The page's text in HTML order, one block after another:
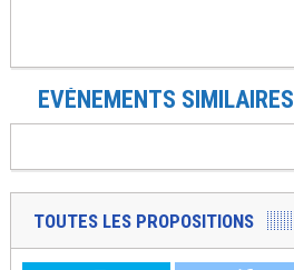
EVÉNEMENTS SIMILAIRES
TOUTES LES PROPOSITIONS